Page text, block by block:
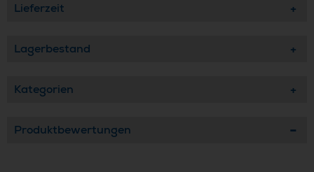
Lieferzeit
Lagerbestand
Kategorien
Produktbewertungen